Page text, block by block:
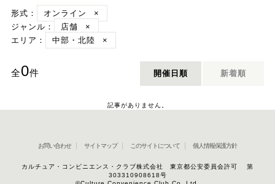
形式：
オンライン
×
ジャンル：
店舗
×
エリア：
中部・北陸 ×
全0件 開催日順 新着順
記事がありません。
お問い合わせ サイトマップ このサイトについて 個人情報保護方針
カルチュア・コンビニエンス・クラブ株式会社 東京都公安委員会許可 第
303310908618号